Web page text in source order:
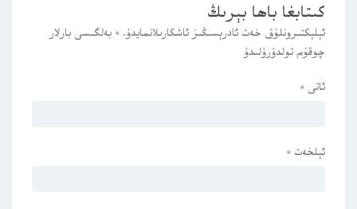
كىتابغا باھا بېرىڭ
ئېلېكتىرونلۇق خەت ئادرېسىڭىز ئاشكارىلانمايدۇ. * بەلگىسى بارلار
چوقۇم تولدۇرۇلىدۇ
ئاتى *
ئېلخەت *